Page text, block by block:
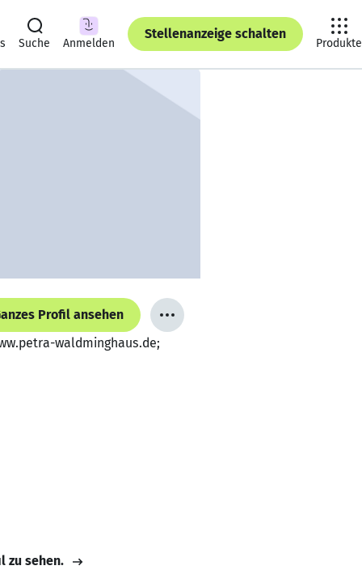
Suche Anmelden
Stellenanzeige schalten
Produkte
Profil ansehen
waldminghaus.de;
zu sehen.